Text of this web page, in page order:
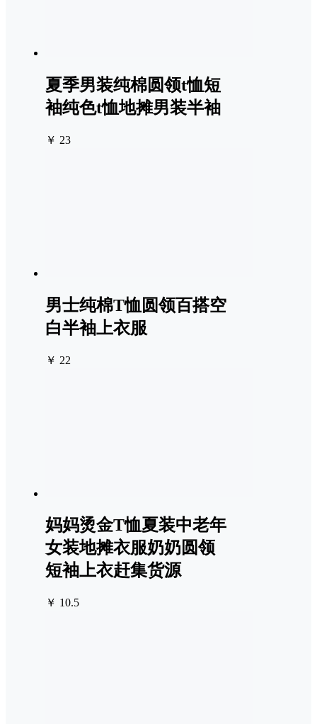
夏季男装纯棉圆领t恤短
袖纯色t恤地摊男装半袖
￥ 23
男士纯棉T恤圆领百搭空
白半袖上衣服
￥ 22
妈妈烫金T恤夏装中老年
女装地摊衣服奶奶圆领
短袖上衣赶集货源
￥ 10.5